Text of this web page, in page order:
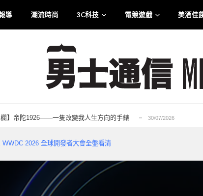
導 潮流時尚 3C科技 電競遊戲 美酒佳
耳機系列 藍牙 6.0 智慧觸控盒震撼登港 25/07/2026
創辦人Juliana 專訪：從口罩到貼身衣物 最高規格的防護...
牌店正式開業！「Recharge for Tuen Mun」為主題注入生活能量...
置 評測：海盜黃金時代的忠實重生，Ubisoft 的一次及時救贖...
創辦人Juliana 專訪：從口罩到貼身衣物 最高規格的防護...
店正式開業！「Recharge for Tuen Mun」為主題注入生活能量...
欄】帝陀1926——一隻改變我人生方向的手錶
置 評測：海盜黃金時代的忠實重生，Ubisoft 的一次及時救贖...
2026 全球開發者大會全盤看清